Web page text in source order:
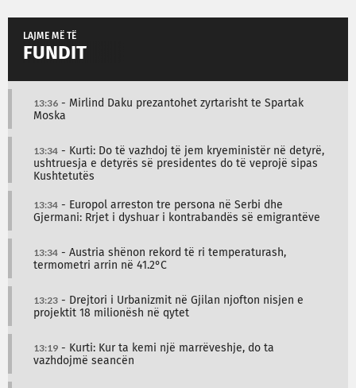
LAJME MË TË
FUNDIT
13:36 - Mirlind Daku prezantohet zyrtarisht te Spartak
Moska
13:34 - Kurti: Do të vazhdoj të jem kryeministër në detyrë,
ushtruesja e detyrës së presidentes do të veprojë sipas
Kushtetutës
13:34 - Europol arreston tre persona në Serbi dhe
Gjermani: Rrjet i dyshuar i kontrabandës së emigrantëve
13:34 - Austria shënon rekord të ri temperaturash,
termometri arrin në 41.2°C
13:23 - Drejtori i Urbanizmit në Gjilan njofton nisjen e
projektit 18 milionësh në qytet
13:19 - Kurti: Kur ta kemi një marrëveshje, do ta
vazhdojmë seancën